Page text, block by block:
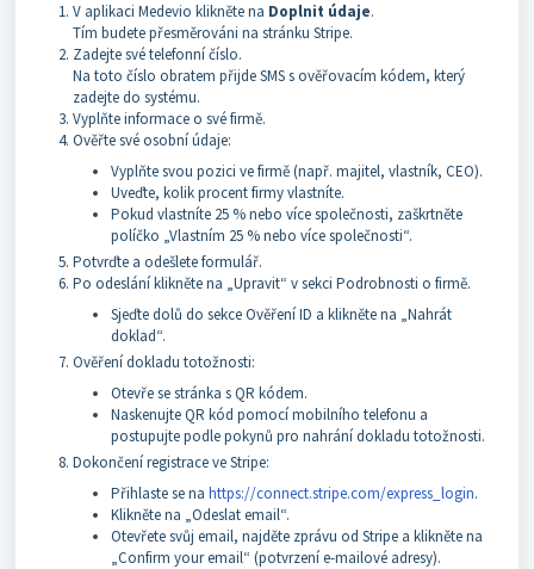
V aplikaci Medevio klikněte na Doplnit údaje.
Tím budete přesměrováni na stránku Stripe.
Zadejte své telefonní číslo.
Na toto číslo obratem přijde SMS s ověřovacím kódem, který
zadejte do systému.
Vyplňte informace o své firmě.
Ověřte své osobní údaje:
Vyplňte svou pozici ve firmě (např. majitel, vlastník, CEO).
Uveďte, kolik procent firmy vlastníte.
Pokud vlastníte 25 % nebo více společnosti, zaškrtněte
políčko „Vlastním 25 % nebo více společnosti“.
Potvrďte a odešlete formulář.
Po odeslání klikněte na „Upravit“ v sekci Podrobnosti o firmě.
Sjeďte dolů do sekce Ověření ID a klikněte na „Nahrát
doklad“.
Ověření dokladu totožnosti:
Otevře se stránka s QR kódem.
Naskenujte QR kód pomocí mobilního telefonu a
postupujte podle pokynů pro nahrání dokladu totožnosti.
Dokončení registrace ve Stripe:
Přihlaste se na https://connect.stripe.com/express_login.
Klikněte na „Odeslat email“.
Otevřete svůj email, najděte zprávu od Stripe a klikněte na
„Confirm your email“ (potvrzení e-mailové adresy).